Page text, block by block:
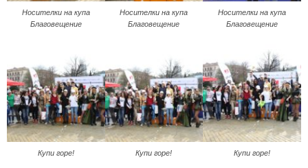
Носителки на купа
Благовещение
Носителки на купа
Благовещение
Носителки на купа
Благовещение
Купи горе! Купи горе! Купи горе!